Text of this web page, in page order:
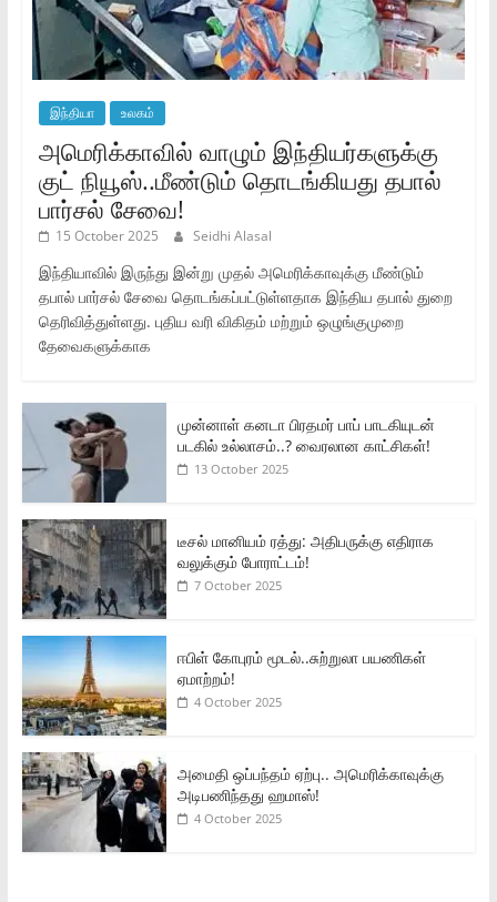
இந்தியா உலகம்
அமெரிக்காவில் வாழும் இந்தியர்களுக்கு
குட் நியூஸ்..மீண்டும் தொடங்கியது தபால்
பார்சல் சேவை!
15 October 2025 Seidhi Alasal
இந்தியாவில் இருந்து இன்று முதல் அமெரிக்காவுக்கு மீண்டும்
தபால் பார்சல் சேவை தொடங்கப்பட்டுள்ளதாக இந்திய தபால் துறை
தெரிவித்துள்ளது. புதிய வரி விகிதம் மற்றும் ஒழுங்குமுறை
தேவைகளுக்காக
முன்னாள் கனடா பிரதமர் பாப் பாடகியுடன்
படகில் உல்லாசம்..? வைரலான காட்சிகள்!
13 October 2025
டீசல் மானியம் ரத்து: அதிபருக்கு எதிராக
வலுக்கும் போராட்டம்!
7 October 2025
ஈபிள் கோபுரம் மூடல்..சுற்றுலா பயணிகள்
ஏமாற்றம்!
4 October 2025
அமைதி ஒப்பந்தம் ஏற்பு.. அமெரிக்காவுக்கு
அடிபணிந்தது ஹமாஸ்!
4 October 2025